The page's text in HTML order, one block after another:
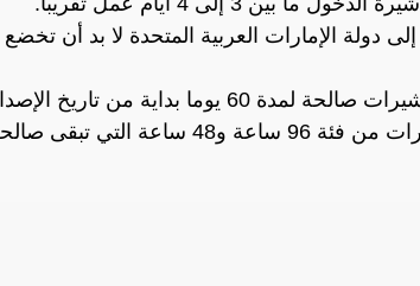
دولة الإمارات العربية المتحدة لا بد أن
تبقى كافة التأشيرات صالحة لمدة 60 يوما